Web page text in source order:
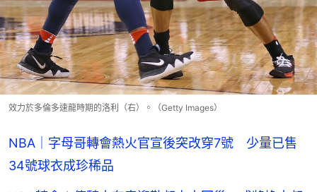
效力於多倫多速龍時期的洛利（右）。（Getty Images）
NBA｜字母哥轉會熱火官宣後突改穿7號 少量已售
34號球衣成珍稀品